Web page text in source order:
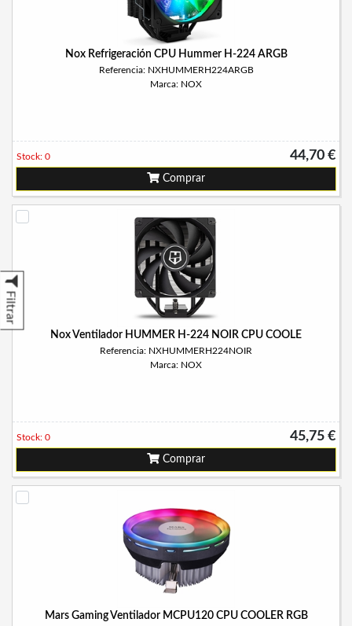
Filtrar
Nox Refrigeración CPU Hummer H-224 ARGB
Referencia: NXHUMMERH224ARGB
Marca: NOX
44,70 €
Stock: 0
Comprar
Nox Ventilador HUMMER H-224 NOIR CPU COOLE
Referencia: NXHUMMERH224NOIR
Marca: NOX
45,75 €
Stock: 0
Comprar
Mars Gaming Ventilador MCPU120 CPU COOLER RGB